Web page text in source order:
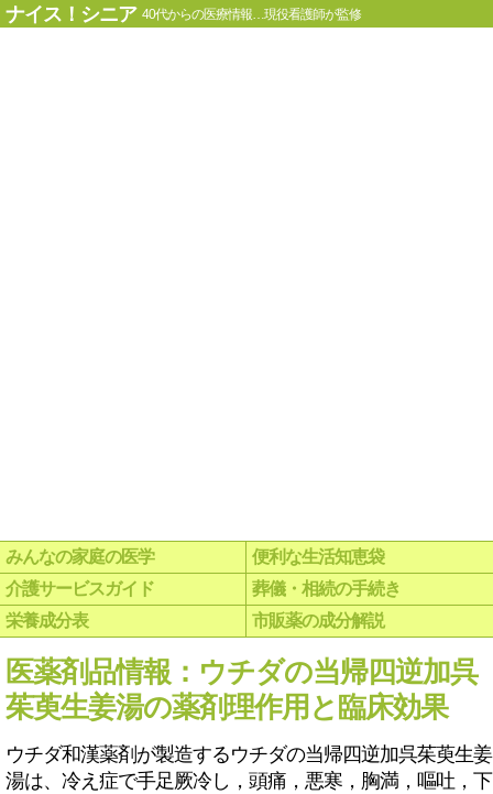
ナイス！シニア 40代からの医療情報…現役看護師が監修
みんなの家庭の医学
便利な生活知恵袋
介護サービスガイド
葬儀・相続の手続き
栄養成分表
市販薬の成分解説
医薬剤品情報：ウチダの当帰四逆加呉
茱萸生姜湯の薬剤理作用と臨床効果
ウチダ和漢薬剤が製造するウチダの当帰四逆加呉茱萸生姜
湯は、冷え症で手足厥冷し，頭痛，悪寒，胸満，嘔吐，下